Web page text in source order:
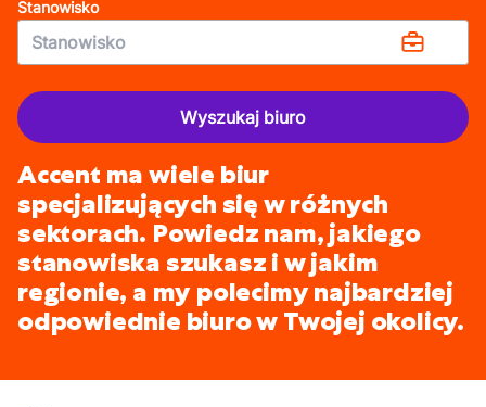
Stanowisko
Wyszukaj biuro
Accent ma wiele biur
specjalizujących się w różnych
sektorach. Powiedz nam, jakiego
stanowiska szukasz i w jakim
regionie, a my polecimy najbardziej
odpowiednie biuro w Twojej okolicy.